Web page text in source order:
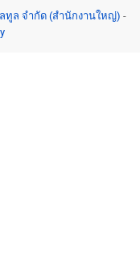
ลทูล จำกัด (สำนักงานใหญ่) -